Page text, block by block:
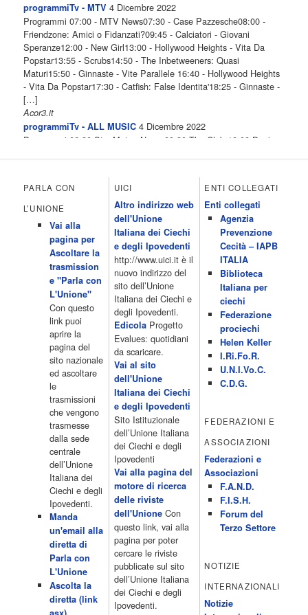
programmiTv - MTV 4 Dicembre 2022
Programmi 07:00 - MTV News07:30 - Case Pazzesche08:00 -
Friendzone: Amici o Fidanzati?09:45 - Calciatori - Giovani
Speranze12:00 - New Girl13:00 - Hollywood Heights - Vita Da
Popstar13:55 - Scrubs14:50 - The Inbetweeners: Quasi
Maturi15:50 - Ginnaste - Vite Parallele 16:40 - Hollywood Heights
- Vita Da Popstar17:30 - Catfish: False Identita'18:25 - Ginnaste -
[…]
Acor3.it
programmiTv - ALL MUSIC 4 Dicembre 2022
Programmi 06.30 Star.Meteo.News 09.30 The Club 10.00 Deejay
All News 16.05 Rotazione musicale 19.00 All News 19.05 The
Club 19.30 19.30 Human Guinea Pigs 20.00 Inbox 21.00 Code
Monkeys 21.30 Sons of Butcher […]
programmiTv - ITALIA 1 4 Dicembre 2022
Programmi 06.35 Cartoni Animati 09.05 Telefilm:Starsky & Hutch
10.10 Telefilm:Supercar 12.15 12.15 Secondo voi 12.25 Studio
Aperto 13.00 Studio Sport 13.40 Cartoni animati 14.30 I Simpson
15.00 Telefilm:Paso adelante 15.55 15.55 Telefilm:Wildfire 16.50
Cartoni animati 18.30 Studio Aperto 19.05 Don Luca c'� 19.35
19.35 Medici miei 20.05 Camera caf� 20.30 La ruota della
fortuna 21.10 […]
Acor3.it
programmiTv - LA 7
4 Dicembre 2022
Programmi 06:00 - Tg La7/meteo/oroscopo/traffico06:55 - Movie
Flash07:00 - Omnibus ? Rassegna stampa07:30 - Tg La707:50 -
Omnibus09:50 - Coffee Break11:00 - L?aria che tira12:25 - I
men� di Benedetta13:30 - Tg La714:00 - Tg La7 Cronache14:40 -
Telefilm: Le strade di San Francisco - Omicidio di primo grado -
Una scuola di paura 16:30 […]
Acor3.it
programmiTv - CANALE 5 4 Dicembre 2022
Programmi 2/3 06.00 TG5/Traffico/Meteo/Borse e monete 08.00
TG5 Mattina 08.40 Mattino Cinque(TG5-Ore 10) 11.00 Forum
13.00 2/3 13.00 TG5 13.40 Beautiful 14.10 Centovetrine 14.45
Uomini e donne 16.15 2/3 16.15 Amici 16.55 Pomeriggio
cinque(All'interno: TG5-5 minuti 17.55) 18.50 Chi vuol essere
milionario 20.00 2/3 20.00 TG5 20.30 Striscia la notizia 21.10
Telefilm:Amiche mie 23.30 2/3 […]
Acor3.it
programmiTv - RETE 4 4 Dicembre 2022
Programmi 05.40 TG4-Rassegna stampa 05.55 Secondo
voi/Peste e corna e.. 06.05 Telefilm:Chips/Mediashopping 07.30
PARLA CON
L’UNIONE
Vai alla
pagina per
Ascoltare la
trasmission
e "Parla con
L'Unione"
Con questo
link puoi
aprire la
pagina del
sito nazionale
ed ascoltare
le
trasmissioni
che vengono
trasmesse
dalla sede
centrale
dell’Unione
Italiana dei
Ciechi e degli
Ipovedenti.
Manda
un'email alla
diretta di
Parla con
L'Unione
Ascolta la
diretta (link
UICI
Altro indirizzo web
dell'Unione
Italiana dei Ciechi
e degli Ipovedenti
http://www.uici.it è il
nuovo indirizzo del
sito dell’Unione
Italiana dei Ciechi e
degli Ipovedenti.
EdicolaProgetto
Evalues: quotidiani
da scaricare.
Vai al sito
dell'Unione
Italiana dei Ciechi
e degli Ipovedenti
Sito Istituzionale
dell’Unione Italiana
dei Ciechi e degli
Ipovedenti
Vai alla pagina del
motore di ricerca
delle riviste
dell'UnioneCon
questo link, vai alla
pagina per poter
cercare le riviste
pubblicate sul sito
dell’Unione Italiana
dei Ciechi e degli
Ipovedenti.
ENTI COLLEGATI
Enti collegati
Agenzia
Prevenzione
Cecità – IAPB
ITALIA
Biblioteca
Italiana per
ciechi
Federazione
prociechi
Helen Keller
I.Ri.Fo.R.
U.N.I.Vo.C.
C.D.G.
FEDERAZIONI E
ASSOCIAZIONI
Federazioni e
Associazioni
F.A.N.D.
F.I.S.H.
Forum del
Terzo Settore
NOTIZIE
INTERNAZIONALI
Notizie